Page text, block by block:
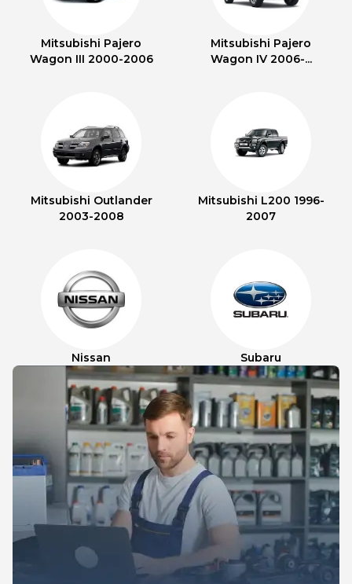
Mitsubishi Pajero
Wagon III 2000-2006
Mitsubishi Pajero
Wagon IV 2006-...
Mitsubishi Outlander
2003-2008
Mitsubishi L200 1996-
2007
Nissan Subaru